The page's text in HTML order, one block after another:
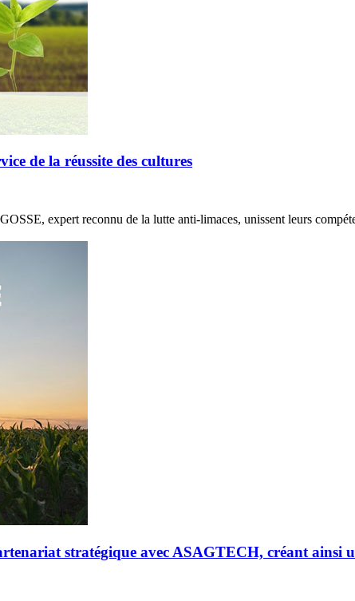
de la réussite des cultures
expert reconnu de la lutte anti-limaces, unissent leurs
stratégique avec ASAGTECH, créant ainsi